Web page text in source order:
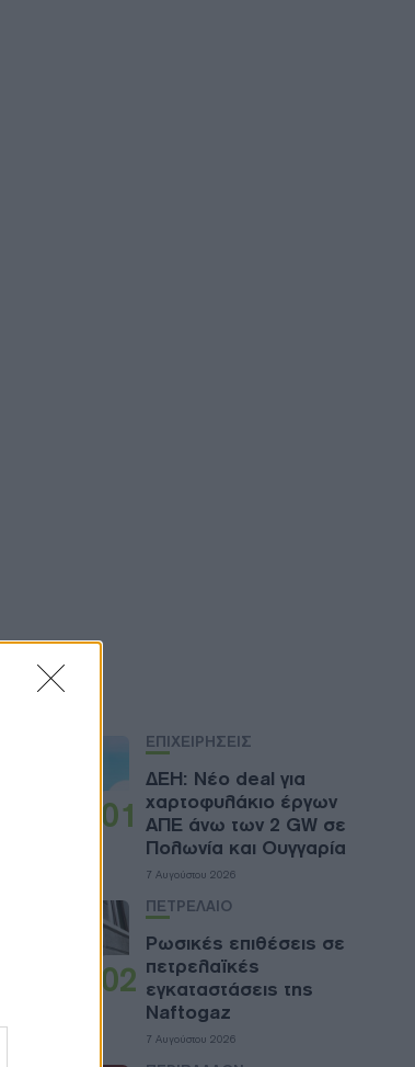
Ροή
01
ΕΠΙΧΕΙΡΗΣΕΙΣ
ΔΕΗ: Νέο deal για
χαρτοφυλάκιο έργων
ΑΠΕ άνω των 2 GW σε
Πολωνία και Ουγγαρία
7 Αυγούστου 2026
02
ΠΕΤΡΕΛΑΙΟ
Ρωσικές επιθέσεις σε
πετρελαϊκές
εγκαταστάσεις της
Naftogaz
7 Αυγούστου 2026